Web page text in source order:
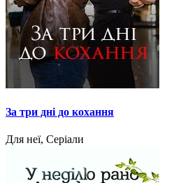
За три дні до кохання
Для неї, Серіали